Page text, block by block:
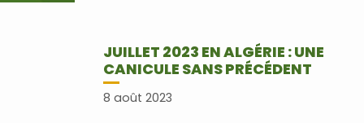
JUILLET 2023 EN ALGÉRIE : UNE
CANICULE SANS PRÉCÉDENT
8 août 2023